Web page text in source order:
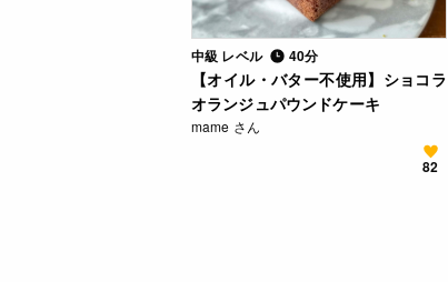
中級 レベル 40分
【オイル・バター不使用】ショコラ
オランジュパウンドケーキ
mame さん
82